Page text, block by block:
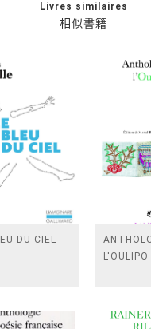
相似書籍
Livres similaires
DU CIEL
L'OULIPO